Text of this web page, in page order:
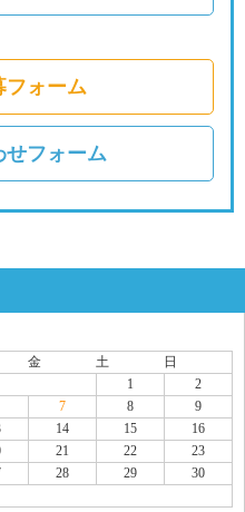
フォーム
せフォーム
金 土
日
1
2
7 8
9
14 15
16
21 22
23
28 29
30